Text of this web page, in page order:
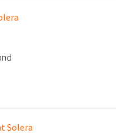
Solera